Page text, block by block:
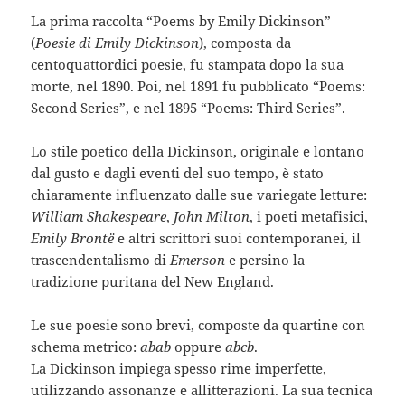
La prima raccolta “Poems by Emily Dickinson”
(Poesie di Emily Dickinson), composta da
centoquattordici poesie, fu stampata dopo la sua
morte, nel 1890. Poi, nel 1891 fu pubblicato “Poems:
Second Series”, e nel 1895 “Poems: Third Series”.
Lo stile poetico della Dickinson, originale e lontano
dal gusto e dagli eventi del suo tempo, è stato
chiaramente influenzato dalle sue variegate letture:
William Shakespeare, John Milton, i poeti metafisici,
Emily Brontëe altri scrittori suoi contemporanei, il
trascendentalismo di Emerson e persino la
tradizione puritana del New England.
Le sue poesie sono brevi, composte da quartine con
schema metrico:ababoppureabcb.
La Dickinson impiega spesso rime imperfette,
utilizzando assonanze e allitterazioni. La sua tecnica